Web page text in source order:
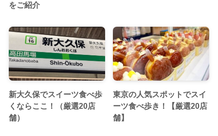
をご紹介
新大久保でスイーツ食べ歩
くならここ！（厳選20店
舗）
東京の人気スポットでスイ
ーツ食べ歩き！【厳選20店
舗】